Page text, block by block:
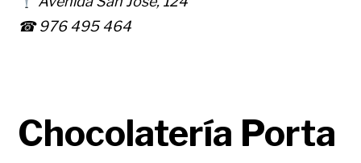
☎ 976 495 464
Chocolatería Porta